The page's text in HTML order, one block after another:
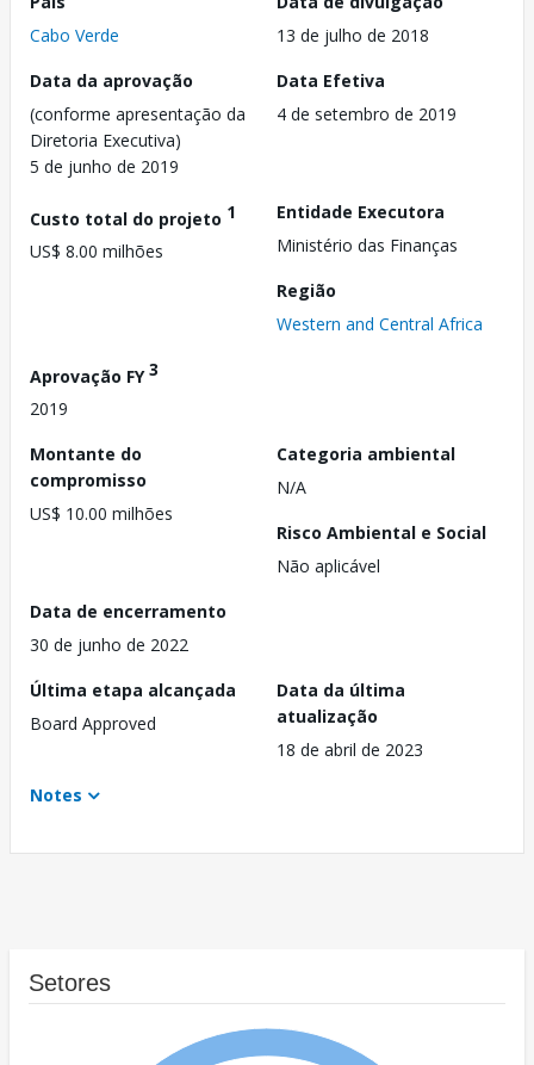
Cabo Verde
13 de julho de 2018
Data da aprovação
(conforme apresentação da
Diretoria Executiva)
5 de junho de 2019
Data Efetiva
4 de setembro de 2019
Custo total do projeto 1
US$ 8.00 milhões
Entidade Executora
Ministério das Finanças
Região
Western and Central Africa
Aprovação FY3
2019
Montante do
compromisso
US$ 10.00 milhões
Categoria ambiental
N/A
Risco Ambiental e Social
Não aplicável
Data de encerramento
30 de junho de 2022
Última etapa alcançada
Board Approved
Data da última
atualização
18 de abril de 2023
Notes
Setores